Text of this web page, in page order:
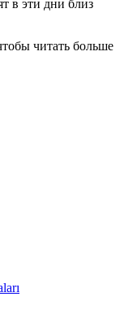
в эти дни близ
читать больше